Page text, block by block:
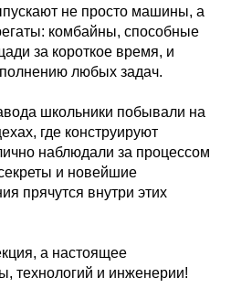
не просто машины, а
комбайны, способные
за короткое время, и
любых задач.
школьники побывали на
где конструируют
наблюдали за процессом
и новейшие
прячутся внутри этих
а настоящее
технологий и инженерии!